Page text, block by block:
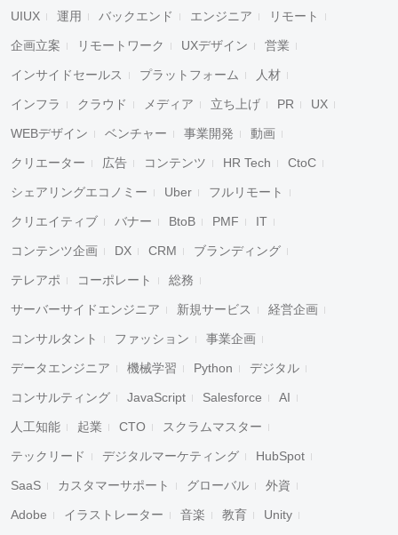
UIUX 運用 バックエンド エンジニア リモート
企画立案 リモートワーク UXデザイン 営業
インサイドセールス プラットフォーム 人材
インフラ クラウド メディア 立ち上げ PR UX
WEBデザイン ベンチャー 事業開発 動画
クリエーター 広告 コンテンツ HR Tech CtoC
シェアリングエコノミー Uber フルリモート
クリエイティブ バナー BtoB PMF IT
コンテンツ企画 DX CRM ブランディング
テレアポ コーポレート 総務
サーバーサイドエンジニア 新規サービス 経営企画
コンサルタント ファッション 事業企画
データエンジニア 機械学習 Python デジタル
コンサルティング JavaScript Salesforce AI
人工知能 起業 CTO スクラムマスター
テックリード デジタルマーケティング HubSpot
SaaS カスタマーサポート グローバル 外資
Adobe イラストレーター 音楽 教育 Unity